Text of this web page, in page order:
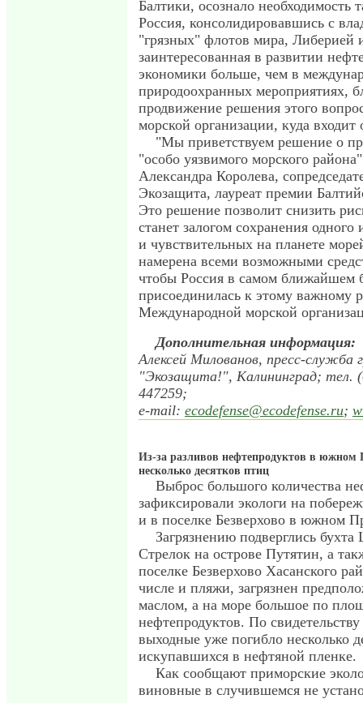
Балтики, осознало
Россия, консолидировавшись с
"грязных" флотов мира, Либерией
заинтересованная в развитии
экономики больше, чем в
природоохранных мероприятиях,
продвижение решения этого
морской организации, куда входит
"Мы приветствуем решение о
"особо уязвимого морского
Александра Королева,
Экозащита, лауреат премии
Это решение позволит снизить
станет залогом сохранения
и чувствительных на планете
намерена всеми возможными
чтобы Россия в самом ближайшем
присоединилась к этому важному
Международной морской
Дополнительная информация:
Алексей Милованов, пресс-служба
"Экозащита!", Калининград; тел.
447259;
e-mail: ecodefense@ecodefense.ru;
Из-за разливов нефтепродуктов в южном
несколько десятков птиц
Выброс большого количества
зафиксировали экологи на
и в поселке Безверхово в южном
Загрязнению подверглись
Стрелок на острове Путятин, а
поселке Безверхово Хасанского
числе и пляжи, загрязнен
маслом, а на море большое по
нефтепродуктов. По
выходные уже погибло несколько
искупавшихся в нефтяной пленке.
Как сообщают приморские
виновные в случившемся не